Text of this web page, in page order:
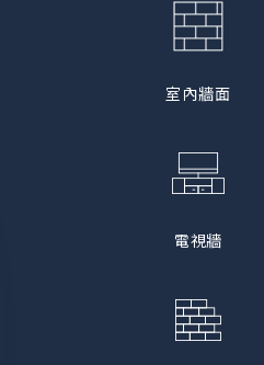
室內牆面
電視牆